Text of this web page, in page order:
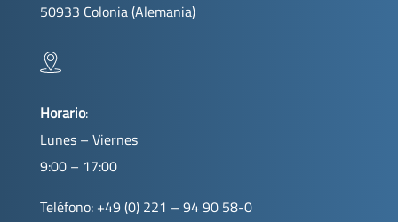
50933 Colonia (Alemania)
Horario:
Lunes – Viernes
9:00 – 17:00
Teléfono: +49 (0) 221 – 94 90 58-0